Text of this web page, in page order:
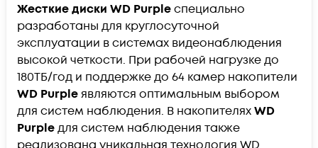
Жесткие диски WD Purpleспециально
разработаны для круглосуточной
эксплуатации в системах видеонаблюдения
высокой четкости. При рабочей нагрузке до
180ТБ/год и поддержке до 64 камер накопители
WD Purpleявляются оптимальным выбором
для систем наблюдения. В накопителяхWD
Purpleдля систем наблюдения также